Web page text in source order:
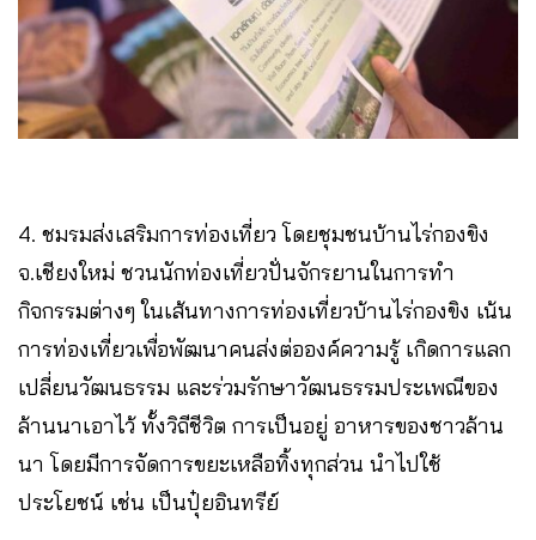
4. ชมรมส่งเสริมการท่องเที่ยว โดยชุมชนบ้านไร่กองขิง
จ.เชียงใหม่ ชวนนักท่องเที่ยวปั่นจักรยานในการทำ
กิจกรรมต่างๆ ในเส้นทางการท่องเที่ยวบ้านไร่กองขิง เน้น
การท่องเที่ยวเพื่อพัฒนาคนส่งต่อองค์ความรู้ เกิดการแลก
เปลี่ยนวัฒนธรรม และร่วมรักษาวัฒนธรรมประเพณีของ
ล้านนาเอาไว้ ทั้งวิถีชีวิต การเป็นอยู่ อาหารของชาวล้าน
นา โดยมีการจัดการขยะเหลือทิ้งทุกส่วน นำไปใช้
ประโยชน์ เช่น เป็นปุ๋ยอินทรีย์